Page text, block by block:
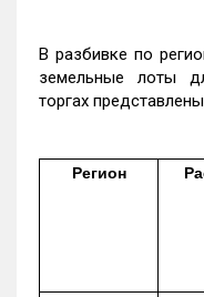
В разбивке по
земельные лоты
торгах
Регион